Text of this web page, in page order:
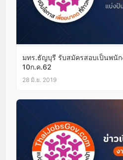
มทร.ธัญบุรี รับสมัครสอบเป็นพนั
10ก.ค.62
28 มิ.ย. 2019